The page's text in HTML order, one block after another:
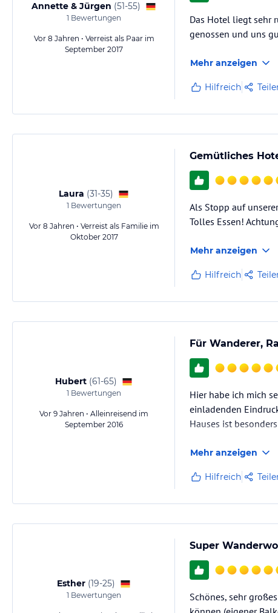
Annette & Jürgen (51-55)
1 Bewertungen
Vor 8 Jahren • Verreist als Paar im
September 2017
Das Hotel liegt sehr
genossen und uns
Mehr anzeigen
Hilfreich
Laura (31-35)
1 Bewertungen
Vor 8 Jahren • Verreist als Familie im
Oktober 2017
Gemütliches
Als Stopp auf
Tolles Essen!
Mehr anzeigen
Hilfreich
Hubert (61-65)
1 Bewertungen
Vor 9 Jahren • Alleinreisend im
September 2016
Für Wanderer,
Hier habe ich mich
einladenden
Hauses ist
Mehr anzeigen
Hilfreich
Esther (19-25)
1 Bewertungen
Super
Schönes, sehr